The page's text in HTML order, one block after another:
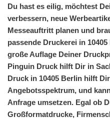
Du hast es eilig, möchtest
verbessern, neue
Messeauftritt planen und
passende Druckerei in
große Auflage Deiner
Pinguin Druck hilft Dir in
Druck in 10405 Berlin hilft
Angebotsspektrum, und
Anfrage umsetzen. Egal ob
Großformatdrucke,